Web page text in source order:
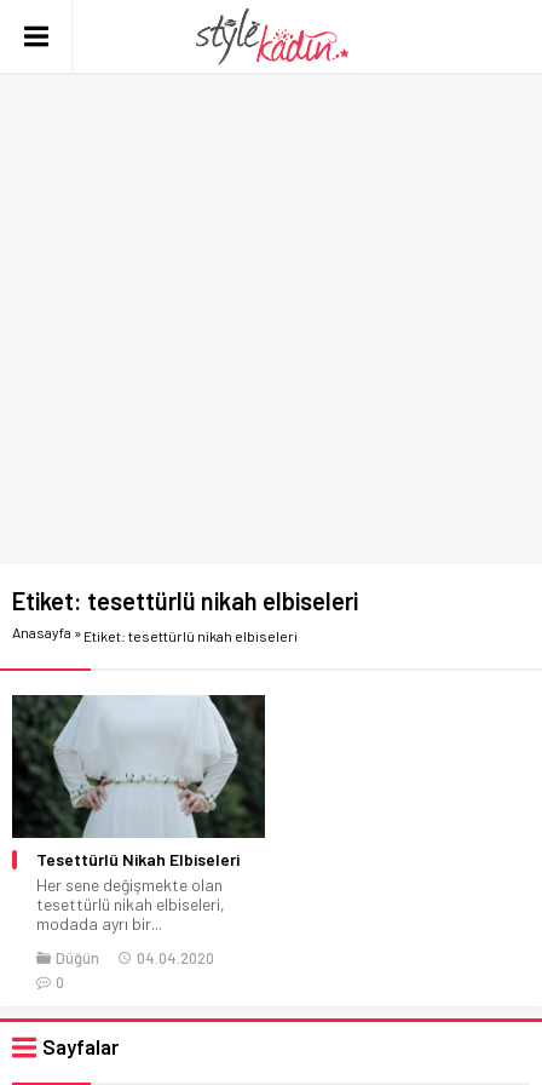
Etiket: tesettürlü nikah elbiseleri
Anasayfa » Etiket: tesettürlü nikah elbiseleri
Tesettürlü Nikah Elbiseleri
Her sene değişmekte olan
tesettürlü nikah elbiseleri,
modada ayrı bir...
Düğün
04.04.2020
0
Sayfalar